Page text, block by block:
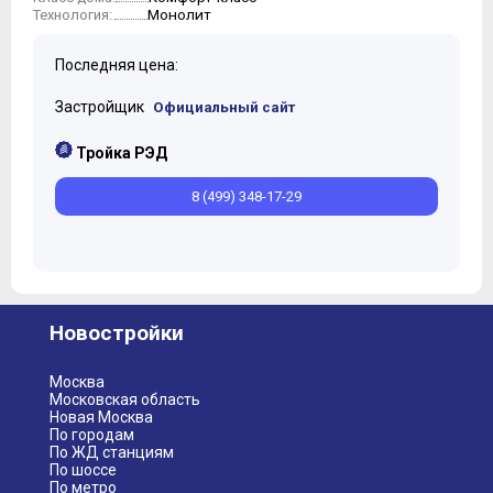
Технология: Монолит
Последняя цена:
Застройщик Официальный сайт
Тройка РЭД
8 (499) 348-17-29
Новостройки
Москва
Московская область
Новая Москва
По городам
По ЖД станциям
По шоссе
По метро